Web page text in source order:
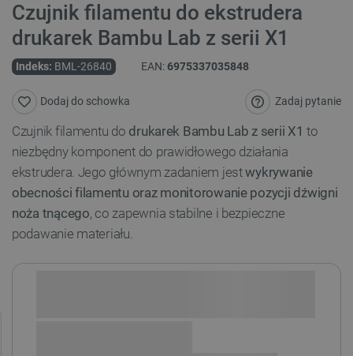
Czujnik filamentu do ekstrudera
drukarek Bambu Lab z serii X1
Indeks: BML-26840 EAN:6975337035848
Zadaj pytanie
Dodaj do schowka
Czujnik filamentu do drukarek Bambu Lab z serii X1 to
niezbędny komponent do prawidłowego działania
ekstrudera. Jego głównym zadaniem jestwykrywanie
obecności filamentu oraz monitorowanie pozycji dźwigni
noża tnącego, co zapewnia stabilne i bezpieczne
podawanie materiału.